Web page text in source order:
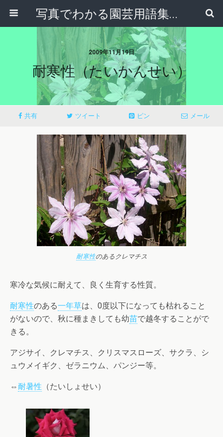
写真でわかる園芸用語集｜見て納得！かんたんガーデニング用語辞典
2009年11月19日
耐寒性（たいかんせい）
共有 ツイート ピン メール
耐寒性のあるクレマチス
寒冷な気候に耐えて、良く生育する性質。
耐寒性のある一年草は、0度以下になっても枯れること
がないので、秋に種まきしても幼苗で越冬することがで
きる。
アジサイ、クレマチス、クリスマスローズ、サクラ、シ
ュウメイギク、ゼラニウム、パンジー等。
⇔耐暑性 （たいしょせい）